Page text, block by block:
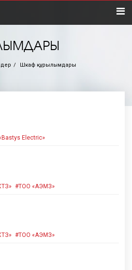
Шкаф құрылымдары
Electric»
ТОО «АЭМЗ»
ТОО «АЭМЗ»